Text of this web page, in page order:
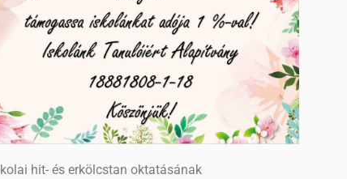
hit- és erkölcstan oktatásának